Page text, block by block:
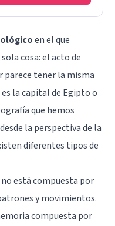
en el que
cosa: el acto de
parece tener la misma
la capital de Egipto o
que hemos
la perspectiva de la
diferentes tipos de
está compuesta por
y movimientos.
compuesta por